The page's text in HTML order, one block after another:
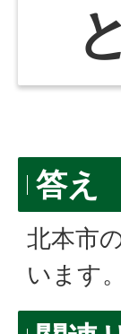
答え
北本市
います